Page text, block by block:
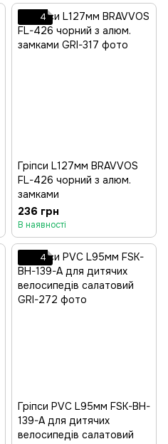
4
Гріпси L127мм BRAVVOS
FL-426 чорний з алюм.
замками
236 грн
В наявності
4
Гріпси PVC L95мм FSK-BH-
139-A для дитячих
велосипедів салатовий